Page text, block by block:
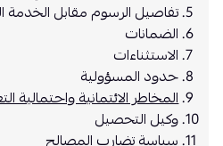
تفاصيل الرسوم مقابل الخدمة
الضمانات
الاستثناءات
حدود المسؤولية
المخاطر الائتمانية واحتمالية
وكيل التحصيل